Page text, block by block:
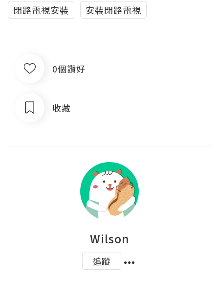
閉路電視安裝 安裝閉路電視
0個讚好
收藏
Wilson
追蹤